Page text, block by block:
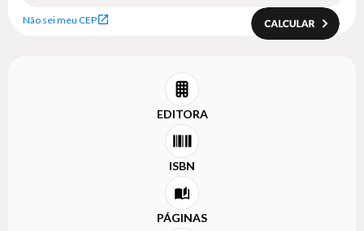
Não sei meu CEP
EDITORA
ISBN
PÁGINAS